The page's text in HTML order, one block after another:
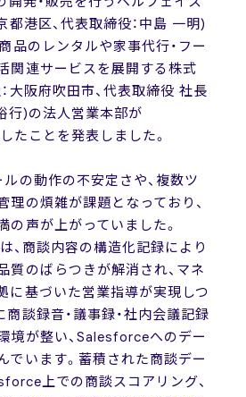
都港区、代表取締役：中島 一明)
品のレンタルや家事代行・フー
関連サービスを展開する株式
大阪府吹田市、代表取締役 社長
行)の法人営業本部が
たことを発表しました。
ルの動作の不安定さや、複数ツ
理の煩雑が課題となっており、
の声が上がっていました。
、商談内容の構造化記録により
質のばらつきが解消され、マネ
に基づいた営業指導が実現しつ
談録音・議事録・社内会議記録
境が整い、Salesforceへのデー
でいます。蓄積された商談デー
上での商談スコアリング、